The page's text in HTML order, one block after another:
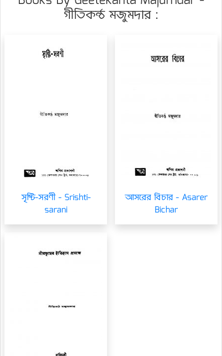
গীতিকন্ঠ মজুমদার :
সৃষ্টি-সরণী - Srishti-
sarani
আসরের বিচার - Asarer
Bichar